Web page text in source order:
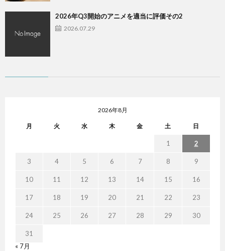
2026年Q3開始のアニメを適当に評価その2
2026.07.29
2026年8月
月 火 水 木 金 土 日
1 2
3 4 5 6 7 8 9
10 11 12 13 14 15 16
17 18 19 20 21 22 23
24 25 26 27 28 29 30
31
« 7月